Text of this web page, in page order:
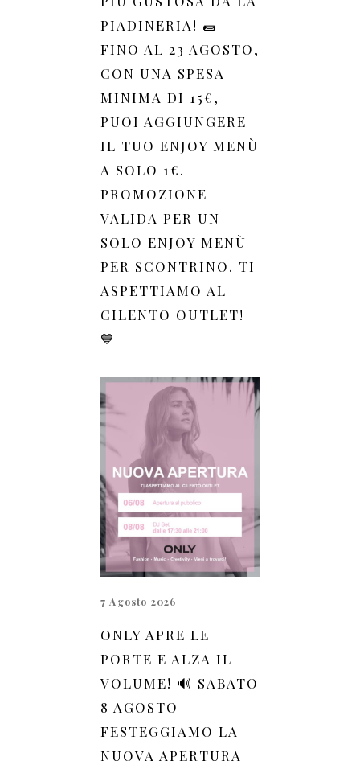
PIADINERIA! 🌯
FINO AL 23 AGOSTO,
CON UNA SPESA
MINIMA DI 15€,
PUOI AGGIUNGERE
IL TUO ENJOY MENÙ
A SOLO 1€.
PROMOZIONE
VALIDA PER UN
SOLO ENJOY MENÙ
PER SCONTRINO. TI
ASPETTIAMO AL
CILENTO OUTLET!
💙
7 Agosto 2026
ONLY APRE LE
PORTE E ALZA IL
VOLUME! 🔊 SABATO
8 AGOSTO
FESTEGGIAMO LA
NUOVA APERTURA